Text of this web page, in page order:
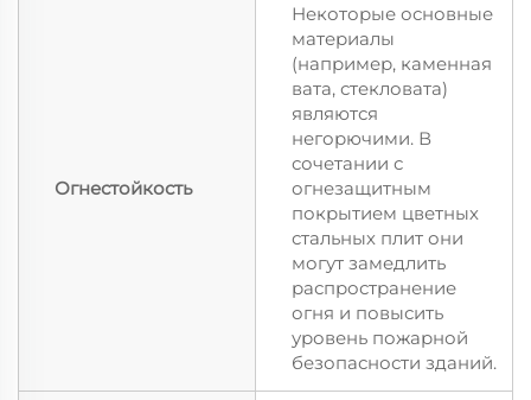
Огнестойкость
Некоторые основные
материалы
(например, каменная
вата, стекловата)
являются
негорючими. В
сочетании с
огнезащитным
покрытием цветных
стальных плит они
могут замедлить
распространение
огня и повысить
уровень пожарной
безопасности зданий.